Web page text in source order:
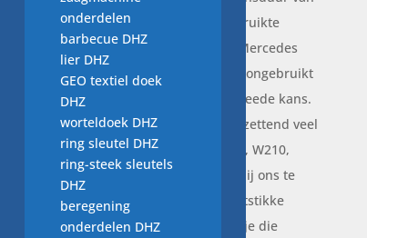
mooie auto’s. Deze ongebruikte
remlichtschakelaar voor Mercedes
(A0015456709) lag ergens ongebruikt
en is nu klaar voor een tweede kans.
Dit onderdeel past op ontzettend veel
klassieke modellen (W202, W210,
W163 en meer). Door dit bij ons te
kopen, ben je in 2025 hartstikke
duurzaam bezig en houd je die
onderdelen
barbecue DHZ
lier DHZ
GEO textiel doek
DHZ
worteldoek DHZ
ring sleutel DHZ
ring-steek sleutels
DHZ
beregening
onderdelen DHZ